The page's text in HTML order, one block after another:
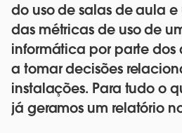
do uso de salas de aula
das métricas de uso de
informática por parte dos
a tomar decisões
instalações. Para tudo o
já geramos um relatório